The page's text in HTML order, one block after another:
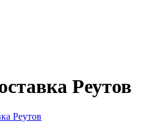
Реутов
Реутов